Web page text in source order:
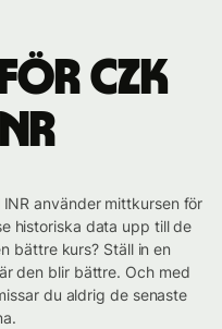
CZK
använder mittkursen för
historiska data upp till de
bättre kurs? Ställ in en
den blir bättre. Och med
du aldrig de senaste